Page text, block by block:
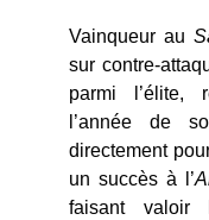
Vainqueur au
sur contre-
parmi l’élite,
l’année de
directement
un succès à l’
faisant